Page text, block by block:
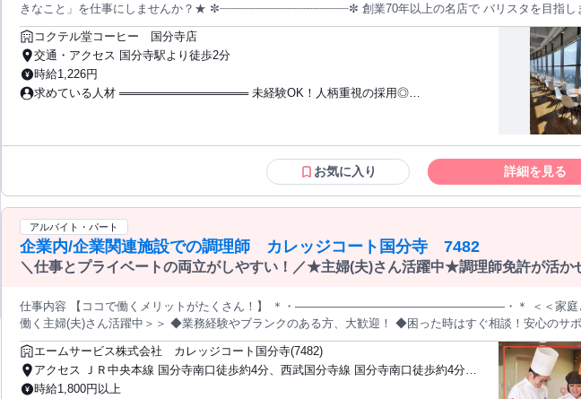
きなこと」を仕事にしませんか？★ ✼┈┈┈┈┈┈┈┈┈┈┈┈┈┈┈┈┈┈✼ 創業70年以上の名店で バリスタを目指しませんか？
世界にひとつだけの焙煎コーヒーを 提供しているコクテル堂。 コーヒーの芳醇な香りに包まれながら、
た時間が流れる大人の空間で、 新しい一歩を踏み出しましょう。 ・・・・・・・・ 仕事内容 ・・・・・・・・ まず
はカフェの ホール業務からスタートし、 慣れてきたらキッチン、 さらにはバリスタへと、 あなたのペース
プアップできる環境です♪ ▼具体的に… ⭐お席へのご案内・オーダー受注 ⭐商品の提供・接客サービス ⭐レジでのお会
計 ⭐テーブルの片付け・店内清掃・消毒 ⭐ドリンク作り ⭐フードの簡単な調理 未経験の方やブランクがある方も、 先
内勤務も相談OK 家庭や子育て、学業など、 プライベートと無理なく 両立できる環境が整っています♪
使用しているため、 自信を持ってお客様におすすめできます！ コーヒーの知識を深めたい方にも ぴったり
◎ 嬉しい従業員割引あり！ 美味しいコーヒーをお得に楽しめる特典は、 スタッフからも「大好評」です！ ご来店され
も♪ 「美味しかったからまた来るね」 という言葉を直接いただけるのが、 この仕事の醍醐味です✨
═════════════ 「コクテル堂」について ═════════════ 1949年の創業以来、 70年以上の歴史を歩んできた
カフェです。 幅広い世代のお客様に愛され続けています。 世界中から厳選したコーヒー豆で淹れる こだわ
働きませんか？
コクテル堂コーヒー 国分寺店
交通・アクセス 国分寺駅より徒歩2分
時給1,226円
求めている人材 ════════════════ 未経験OK！人柄重視の採用◎
さん歓迎 ⭐お仕事復帰の主婦さんも活躍中 ▼下記は特に歓迎！ ✅フルタイム勤務がで
ーヒーについてもっと知りたい ✅バリスタに挑戦してみたい ✅働きながらスキルを身
につけたい ✅勉強や家庭などと両立したい ▼下記の経験も活かせます！ 正社員、契約
社員、業務委託、 アルバイト・パート、派遣などの 雇用形態や、主婦（夫）パート
、短時間、 アルバイト、平日のみ、大学生 バイト などの働き方を問わずに接客・販
売や サービス業の経験がある方は即戦力。 また、販売スタッフ、接客販売、 カフェ
験者も大歓迎です。 もちろん、未経験の方もOK！ 先輩スタッフがイチから丁寧に 教
えますので、ご安心ください✨
お気に入り 詳細を見る
アルバイト・パート
企業内/企業関連施設での調理師 カレッジコート国分寺 7482
＼仕事とプライベートの両立がしやすい！／★主婦(夫)さん活躍中★調理師免許が活
仕事内容 【ココで働くメリットがたくさん！】 ＊・――――――――――――――――――・＊ ＜＜家庭
働く主婦(夫)さん活躍中＞＞ ◆業務経験やブランクのある方、大歓迎！ ◆困った時はすぐ相談！安心のサ
◆大手三井物産グループで安定・厚待遇◎ ＊・――――――――――――――――――・＊ ＜＜企業内/企業関連施設
での調理師＞＞ 学生マンションの調理補助のお仕事です！ 学生への食事提供、調理、仕込み、洗い物など - 【給食業
界ならではの働きやすさ！】 通常の飲食店と違い、 利用されるのは、会社で働く社員さん♪ 顔なじみの常
く、 安心して業務に取り組めます◎ ごはんどきの時間帯は、 お客さんが少し集中することもありますが
エームサービス株式会社 カレッジコート国分寺(7482)
アクセス ＪＲ中央本線 国分寺南口徒歩約4分、西武国分寺線 国分寺南口徒歩約4分、
西武多摩湖線 国分寺南口徒歩約4分 ※住所から自動設定しているため、MAPの位置が
時給1,800円以上